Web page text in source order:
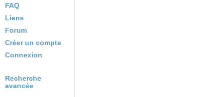
FAQ
Liens
Forum
Créer un compte
Connexion
Recherche
avancée